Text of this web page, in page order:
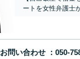
ートを女性弁護士
問い合わせ